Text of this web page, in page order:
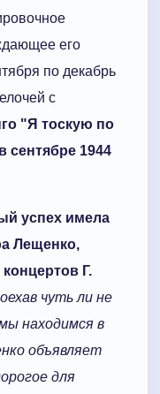
его
по декабрь
с
"Я тоскую по
сентябре 1944
успех имела
Лещенко,
Г.
чуть ли не
находимся в
объявляет
для